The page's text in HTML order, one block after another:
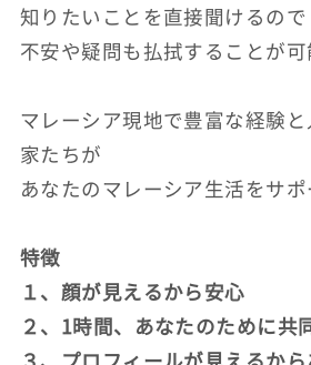
知りたいことを直接聞けるので
不安や疑問も払拭することが可
マレーシア現地で豊富な経験
家たちが
あなたのマレーシア生活をサポ
特徴
１、顔が見えるから安心
２、1時間、あなたのために共